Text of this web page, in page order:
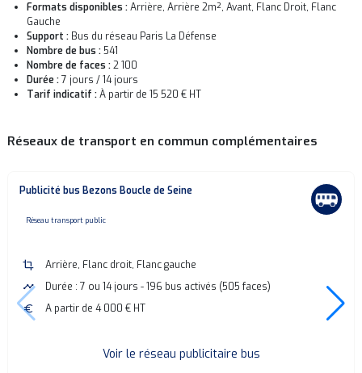
Formats disponibles :Arrière, Arrière 2m², Avant, Flanc Droit, Flanc
Gauche
Support : Bus du réseau Paris La Défense
Nombre de bus :541
Nombre de faces :2 100
Durée :7 jours / 14 jours
Tarif indicatif :À partir de 15 520 € HT
Réseaux de transport en commun complémentaires
Publicité bus Bezons Boucle de Seine
none
Réseau transport public
crop
Arrière, Flanc droit, Flanc gauche
timeline
Durée : 7 ou 14 jours - 196 bus activés (505 faces)
euro
A partir de 4 000 € HT
Voir le réseau publicitaire bus